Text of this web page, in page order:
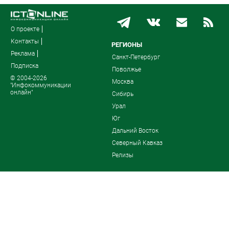
О проекте
Контакты
Реклама
Подписка
© 2004-2026
"Инфокоммуникации
онлайн"
РЕГИОНЫ
Санкт-Петербург
Поволжье
Москва
Сибирь
Урал
Юг
Дальний Восток
Северный Кавказ
Релизы